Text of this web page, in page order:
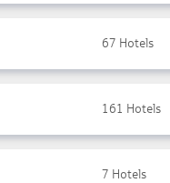
67 Hotels
161 Hotels
7 Hotels